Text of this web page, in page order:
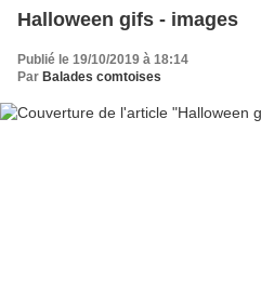
Halloween gifs - images
Publié le 19/10/2019 à 18:14
Par Balades comtoises